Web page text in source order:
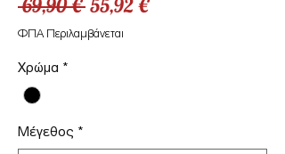
69,90 €
τιμή
55,92 €
ΦΠΑ Περιλαμβάνεται
Χρώμα *
Μέγεθος *